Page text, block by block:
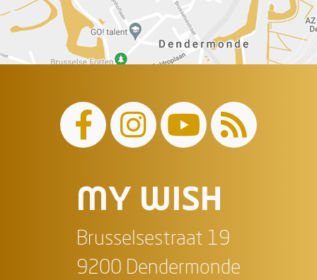
MY WISH
Brusselsestraat 19
9200 Dendermonde